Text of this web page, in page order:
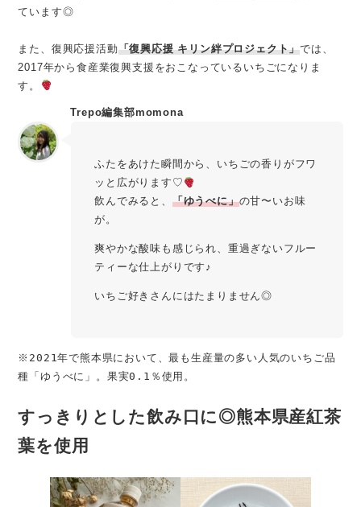
ています◎
また、復興応援活動「復興応援 キリン絆プロジェクト」では、
2017年から食産業復興支援をおこなっているいちごになりま
す。
Trepo編集部momona
ふたをあけた瞬間から、いちごの香りがフワ
ッと広がります♡
飲んでみると、 「ゆうべに」の甘〜いお味
が。
爽やかな酸味も感じられ、重過ぎないフルー
ティーな仕上がりです♪
いちご好きさんにはたまりません◎
※2021年で熊本県において、最も生産量の多い人気のいちご品
種「ゆうべに」。果実0.1％使用。
すっきりとした飲み口に◎熊本県産紅茶
葉を使用